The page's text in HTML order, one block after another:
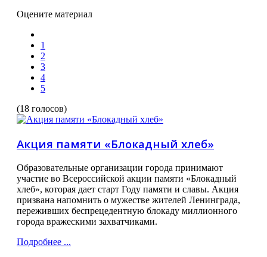
Оцените материал
1
2
3
4
5
(18 голосов)
Акция памяти «Блокадный хлеб»
Образовательные организации города принимают
участие во Всероссийской акции памяти «Блокадный
хлеб», которая дает старт Году памяти и славы. Акция
призвана напомнить о мужестве жителей Ленинграда,
переживших беспрецедентную блокаду миллионного
города вражескими захватчиками.
Подробнее ...